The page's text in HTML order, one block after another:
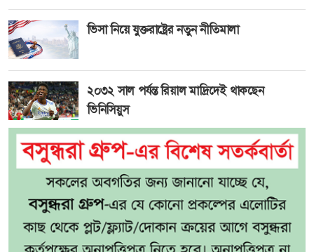
ভিসা নিয়ে যুক্তরাষ্ট্রের নতুন নীতিমালা
২০৩২ সাল পর্যন্ত রিয়াল মাদ্রিদেই থাকছেন
ভিনিসিয়ুস